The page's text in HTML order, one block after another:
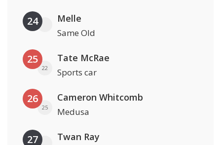
24 Melle
Same Old
25
22
Tate McRae
Sports car
26
25
Cameron Whitcomb
Medusa
27 Twan Ray